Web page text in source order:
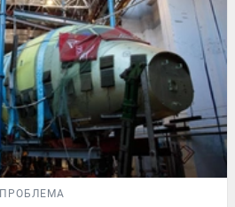
ПРОБЛЕМА